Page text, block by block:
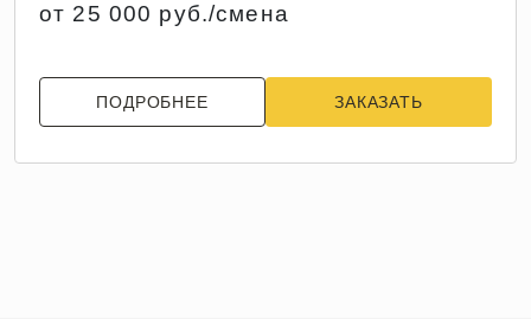
от 25 000 руб./смена
ПОДРОБНЕЕ ЗАКАЗАТЬ